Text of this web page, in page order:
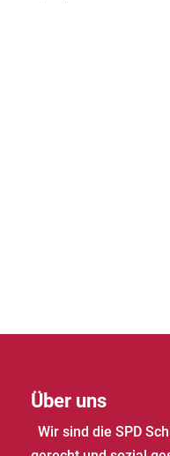
Über uns
Wir sind die SPD